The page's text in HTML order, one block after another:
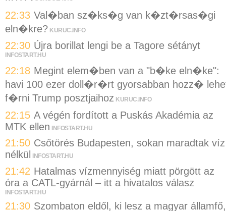
22:33 Val�ban sz�ks�g van k�zt�rsas�gi
eln�kre? KURUC.INFO
22:30 Újra borillat lengi be a Tagore sétányt
INFOSTART.HU
22:18 Megint elem�ben van a "b�ke eln�ke":
havi 100 ezer doll�r�rt gyorsabban hozz�
f�rni Trump posztjaihoz KURUC.INFO
22:15 A végén fordított a Puskás Akadémia az
MTK ellen INFOSTART.HU
21:50 Csőtörés Budapesten, sokan maradtak víz
nélkül
INFOSTART.HU
21:42 Hatalmas vízmennyiség miatt pörgött az
óra a CATL-gyárnál – itt a hivatalos válasz
INFOSTART.HU
21:30 Szombaton eldől, ki lesz a magyar államfő,